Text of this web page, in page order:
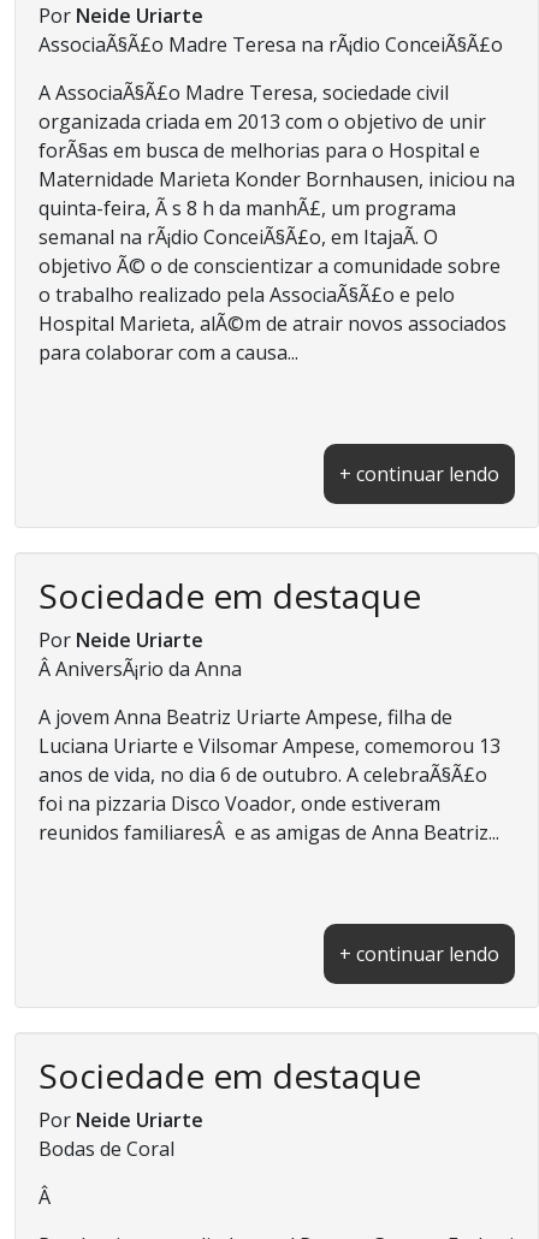
Por Neide Uriarte
AssociaÃ§Ã£o Madre Teresa na rÃ¡dio ConceiÃ§Ã£o
A AssociaÃ§Ã£o Madre Teresa, sociedade civil
organizada criada em 2013 com o objetivo de unir
forÃ§as em busca de melhorias para o Hospital e
Maternidade Marieta Konder Bornhausen, iniciou na
quinta-feira, Ã s 8 h da manhÃ£, um programa
semanal na rÃ¡dio ConceiÃ§Ã£o, em ItajaÃ­. O
objetivo Ã© o de conscientizar a comunidade sobre
o trabalho realizado pela AssociaÃ§Ã£o e pelo
Hospital Marieta, alÃ©m de atrair novos associados
para colaborar com a causa...
+ continuar lendo
Sociedade em destaque
Por Neide Uriarte
Â AniversÃ¡rio da Anna
A jovem Anna Beatriz Uriarte Ampese, filha de
Luciana Uriarte e Vilsomar Ampese, comemorou 13
anos de vida, no dia 6 de outubro. A celebraÃ§Ã£o
foi na pizzaria Disco Voador, onde estiveram
reunidos familiaresÂ e as amigas de Anna Beatriz...
+ continuar lendo
Sociedade em destaque
Por Neide Uriarte
Bodas de Coral
Â